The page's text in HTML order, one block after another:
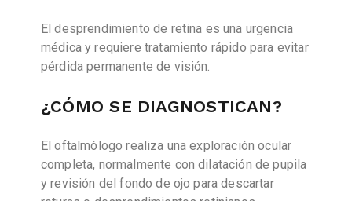
El desprendimiento de retina es una urgencia
médica y requiere tratamiento rápido para evitar
pérdida permanente de visión.
¿CÓMO SE DIAGNOSTICAN?
El oftalmólogo realiza una exploración ocular
completa, normalmente con dilatación de pupila
y revisión del fondo de ojo para descartar